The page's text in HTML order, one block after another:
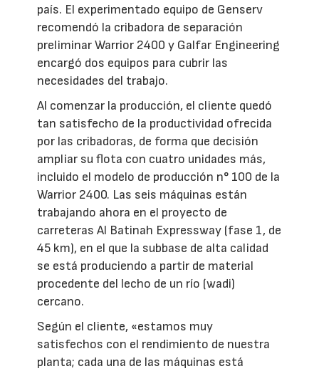
país. El experimentado equipo de Genserv
recomendó la cribadora de separación
preliminar Warrior 2400 y Galfar Engineering
encargó dos equipos para cubrir las
necesidades del trabajo.
Al comenzar la producción, el cliente quedó
tan satisfecho de la productividad ofrecida
por las cribadoras, de forma que decisión
ampliar su flota con cuatro unidades más,
incluido el modelo de producción n° 100 de la
Warrior 2400. Las seis máquinas están
trabajando ahora en el proyecto de
carreteras Al Batinah Expressway (fase 1, de
45 km), en el que la subbase de alta calidad
se está produciendo a partir de material
procedente del lecho de un río (wadi)
cercano.
Según el cliente, «estamos muy
satisfechos con el rendimiento de nuestra
planta; cada una de las máquinas está